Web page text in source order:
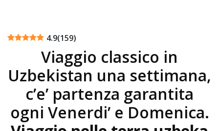
4.9(159)
Viaggio classico in
Uzbekistan una settimana,
c’e’ partenza garantita
ogni Venerdi’ e Domenica.